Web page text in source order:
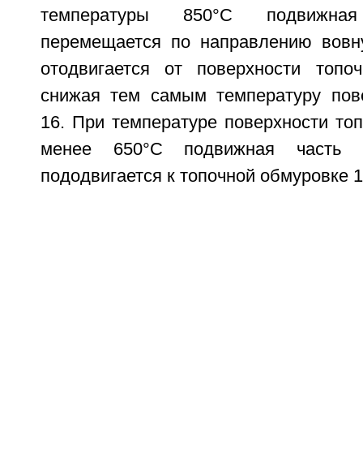
температуры 850°С
перемещается по направлению
отодвигается от поверхности
снижая тем самым температуру
16. При температуре поверхности
менее 650°С подвижная часть
пододвигается к топочной обмуровке